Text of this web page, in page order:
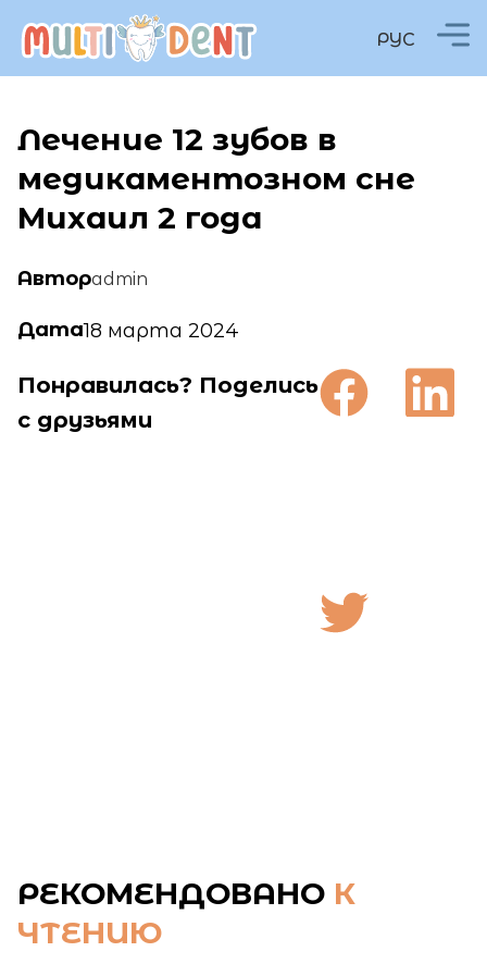
РУС
Лечение 12 зубов в
медикаментозном сне
Михаил 2 года
Авторadmin
Дата18 марта 2024
Понравилась? Поделись
с друзьями
РЕКОМЕНДОВАНО К
ЧТЕНИЮ